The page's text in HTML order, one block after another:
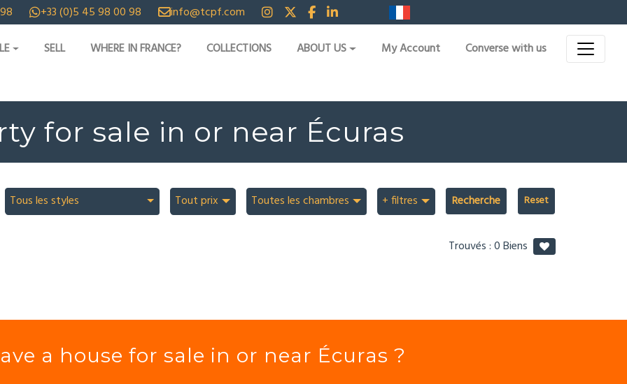
+33 (0)5 45 98 00 98 info@tcpf.com
SELL WHERE IN FRANCE? COLLECTIONS ABOUT US My Account Converse with us
for sale in or near Écuras
Tous les styles Tout prix Toutes les chambres + filtres Recherche
Trouvés :0Biens
a house for sale in or near Écuras ?